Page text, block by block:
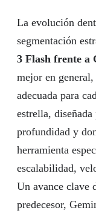
La evolución
segmentación
3 Flash frente a
mejor en
adecuada para
estrella,
profundidad y
herramienta
escalabilidad,
Un avance clave
predecesor,